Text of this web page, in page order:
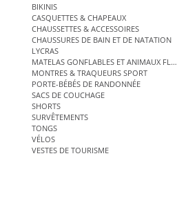
BIKINIS
CASQUETTES & CHAPEAUX
CHAUSSETTES & ACCESSOIRES
CHAUSSURES DE BAIN ET DE NATATION
LYCRAS
MATELAS GONFLABLES ET ANIMAUX
MONTRES & TRAQUEURS SPORT
PORTE-BÉBÉS DE RANDONNÉE
SACS DE COUCHAGE
SHORTS
SURVÊTEMENTS
TONGS
VÉLOS
VESTES DE TOURISME